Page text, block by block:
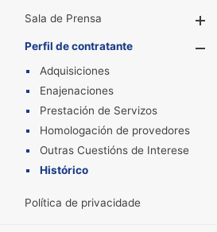
Sala de Prensa
Perfil de contratante
Adquisiciones
Enajenaciones
Prestación de Servizos
Homologación de provedores
Outras Cuestións de Interese
Histórico
Política de privacidade